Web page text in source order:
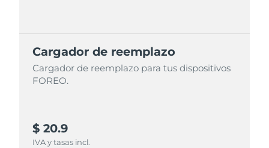
Cargador de reemplazo
Cargador de reemplazo para tus dispositivos
FOREO.
$ 20.9
IVA y tasas incl.